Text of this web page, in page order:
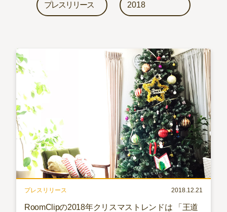
プレスリリース 2018
プレスリリース 2018.12.21
RoomClipの2018年クリスマストレンドは 「王道